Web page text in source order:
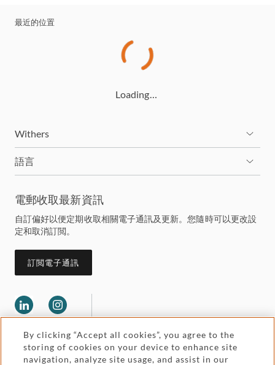
最近的位置
Loading…
Withers
語言
電郵收取最新資訊
自訂偏好以便定期收取相關電子通訊及更新。您隨時可以更改設
定和取消訂閲。
訂閲電子通訊
By clicking “Accept all cookies”, you agree to the
storing of cookies on your device to enhance site
navigation, analyze site usage, and assist in our